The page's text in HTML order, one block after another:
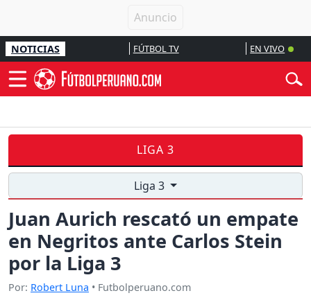
NOTICIAS FÚTBOL TV EN VIVO
LIGA 3
Liga 3
Juan Aurich rescató un empate
en Negritos ante Carlos Stein
por la Liga 3
Por: Robert Luna • Futbolperuano.com